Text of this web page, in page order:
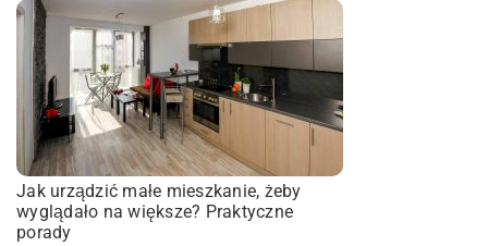
Jak urządzić małe mieszkanie, żeby
wyglądało na większe? Praktyczne
porady